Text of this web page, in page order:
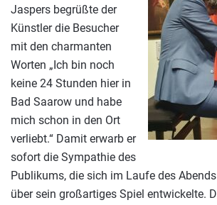
Jaspers begrüßte der
Künstler die Besucher
mit den charmanten
Worten „Ich bin noch
keine 24 Stunden hier in
Bad Saarow und habe
mich schon in den Ort
verliebt.“ Damit erwarb er
sofort die Sympathie des
Publikums, die sich im Laufe des
über sein großartiges Spiel entwickelte.